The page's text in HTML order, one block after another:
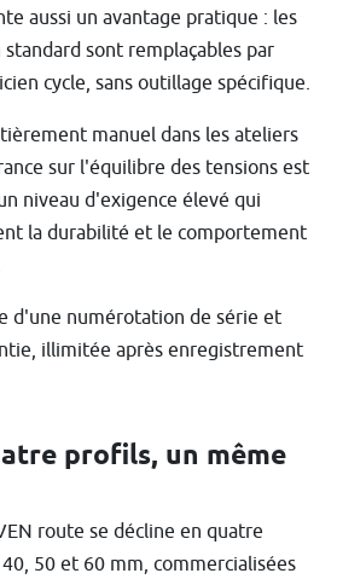
aussi un avantage pratique : les
sont remplaçables par
cycle, sans outillage spécifique.
manuel dans les ateliers
sur l'équilibre des tensions est
niveau d'exigence élevé qui
la durabilité et le comportement
d'une numérotation de série et
illimitée après enregistrement
profils, un même
route se décline en quatre
50 et 60 mm, commercialisées